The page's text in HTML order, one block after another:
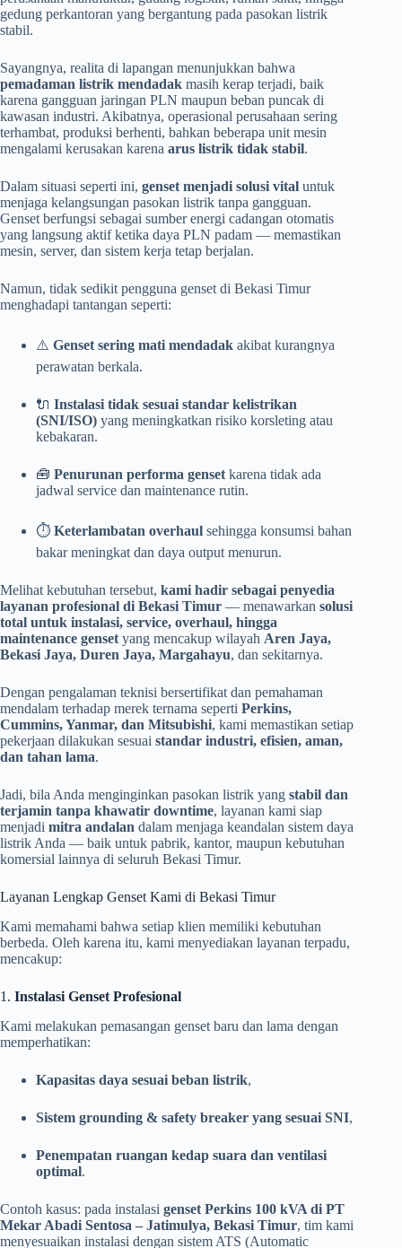
gedung perkantoran yang bergantung pada pasokan listrik
stabil.
Sayangnya, realita di lapangan menunjukkan bahwa
pemadaman listrik mendadak masih kerap terjadi, baik
karena gangguan jaringan PLN maupun beban puncak di
kawasan industri. Akibatnya, operasional perusahaan sering
terhambat, produksi berhenti, bahkan beberapa unit mesin
mengalami kerusakan karena arus listrik tidak stabil.
Dalam situasi seperti ini, genset menjadi solusi vital untuk
menjaga kelangsungan pasokan listrik tanpa gangguan.
Genset berfungsi sebagai sumber energi cadangan otomatis
yang langsung aktif ketika daya PLN padam — memastikan
mesin, server, dan sistem kerja tetap berjalan.
Namun, tidak sedikit pengguna genset di Bekasi Timur
menghadapi tantangan seperti:
⚠️ Genset sering mati mendadak akibat kurangnya
perawatan berkala.
🔌 Instalasi tidak sesuai standar kelistrikan
(SNI/ISO) yang meningkatkan risiko korsleting atau
kebakaran.
🧰 Penurunan performa genset karena tidak ada
jadwal service dan maintenance rutin.
⏱️ Keterlambatan overhaul sehingga konsumsi bahan
bakar meningkat dan daya output menurun.
Melihat kebutuhan tersebut, kami hadir sebagai penyedia
layanan profesional di Bekasi Timur — menawarkan solusi
total untuk instalasi, service, overhaul, hingga
maintenance genset yang mencakup wilayah Aren Jaya,
Bekasi Jaya, Duren Jaya, Margahayu, dan sekitarnya.
Dengan pengalaman teknisi bersertifikat dan pemahaman
mendalam terhadap merek ternama seperti Perkins,
Cummins, Yanmar, dan Mitsubishi, kami memastikan setiap
pekerjaan dilakukan sesuai standar industri, efisien, aman,
dan tahan lama.
Jadi, bila Anda menginginkan pasokan listrik yang stabil dan
terjamin tanpa khawatir downtime, layanan kami siap
menjadi mitra andalan dalam menjaga keandalan sistem daya
listrik Anda — baik untuk pabrik, kantor, maupun kebutuhan
komersial lainnya di seluruh Bekasi Timur.
Layanan Lengkap Genset Kami di Bekasi Timur
Kami memahami bahwa setiap klien memiliki kebutuhan
berbeda. Oleh karena itu, kami menyediakan layanan terpadu,
mencakup:
1. Instalasi Genset Profesional
Kami melakukan pemasangan genset baru dan lama dengan
memperhatikan:
Kapasitas daya sesuai beban listrik,
Sistem grounding & safety breaker yang sesuai SNI,
Penempatan ruangan kedap suara dan ventilasi
optimal.
Contoh kasus: pada instalasi genset Perkins 100 kVA di PT
Mekar Abadi Sentosa – Jatimulya, Bekasi Timur, tim kami
menyesuaikan instalasi dengan sistem ATS (Automatic